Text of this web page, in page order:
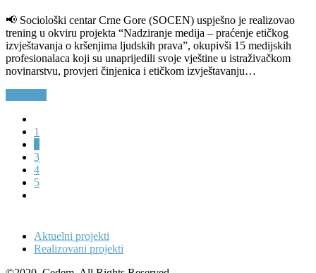
📢 Sociološki centar Crne Gore (SOCEN) uspješno je realizovao
trening u okviru projekta “Nadziranje medija – praćenje etičkog
izvještavanja o kršenjima ljudskih prava”, okupivši 15 medijskih
profesionalaca koji su unaprijedili svoje vještine u istraživačkom
novinarstvu, provjeri činjenica i etičkom izvještavanju…
1
3
4
5
Aktuelni projekti
Realizovani projekti